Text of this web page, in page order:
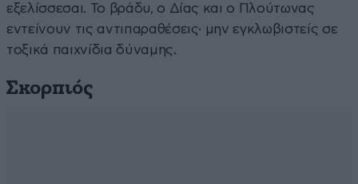
εξελίσσεσαι. Το βράδυ, ο Δίας και ο Πλούτωνας
εντείνουν τις αντιπαραθέσεις· μην εγκλωβιστείς σε
τοξικά παιχνίδια δύναμης.
Σκορπιός